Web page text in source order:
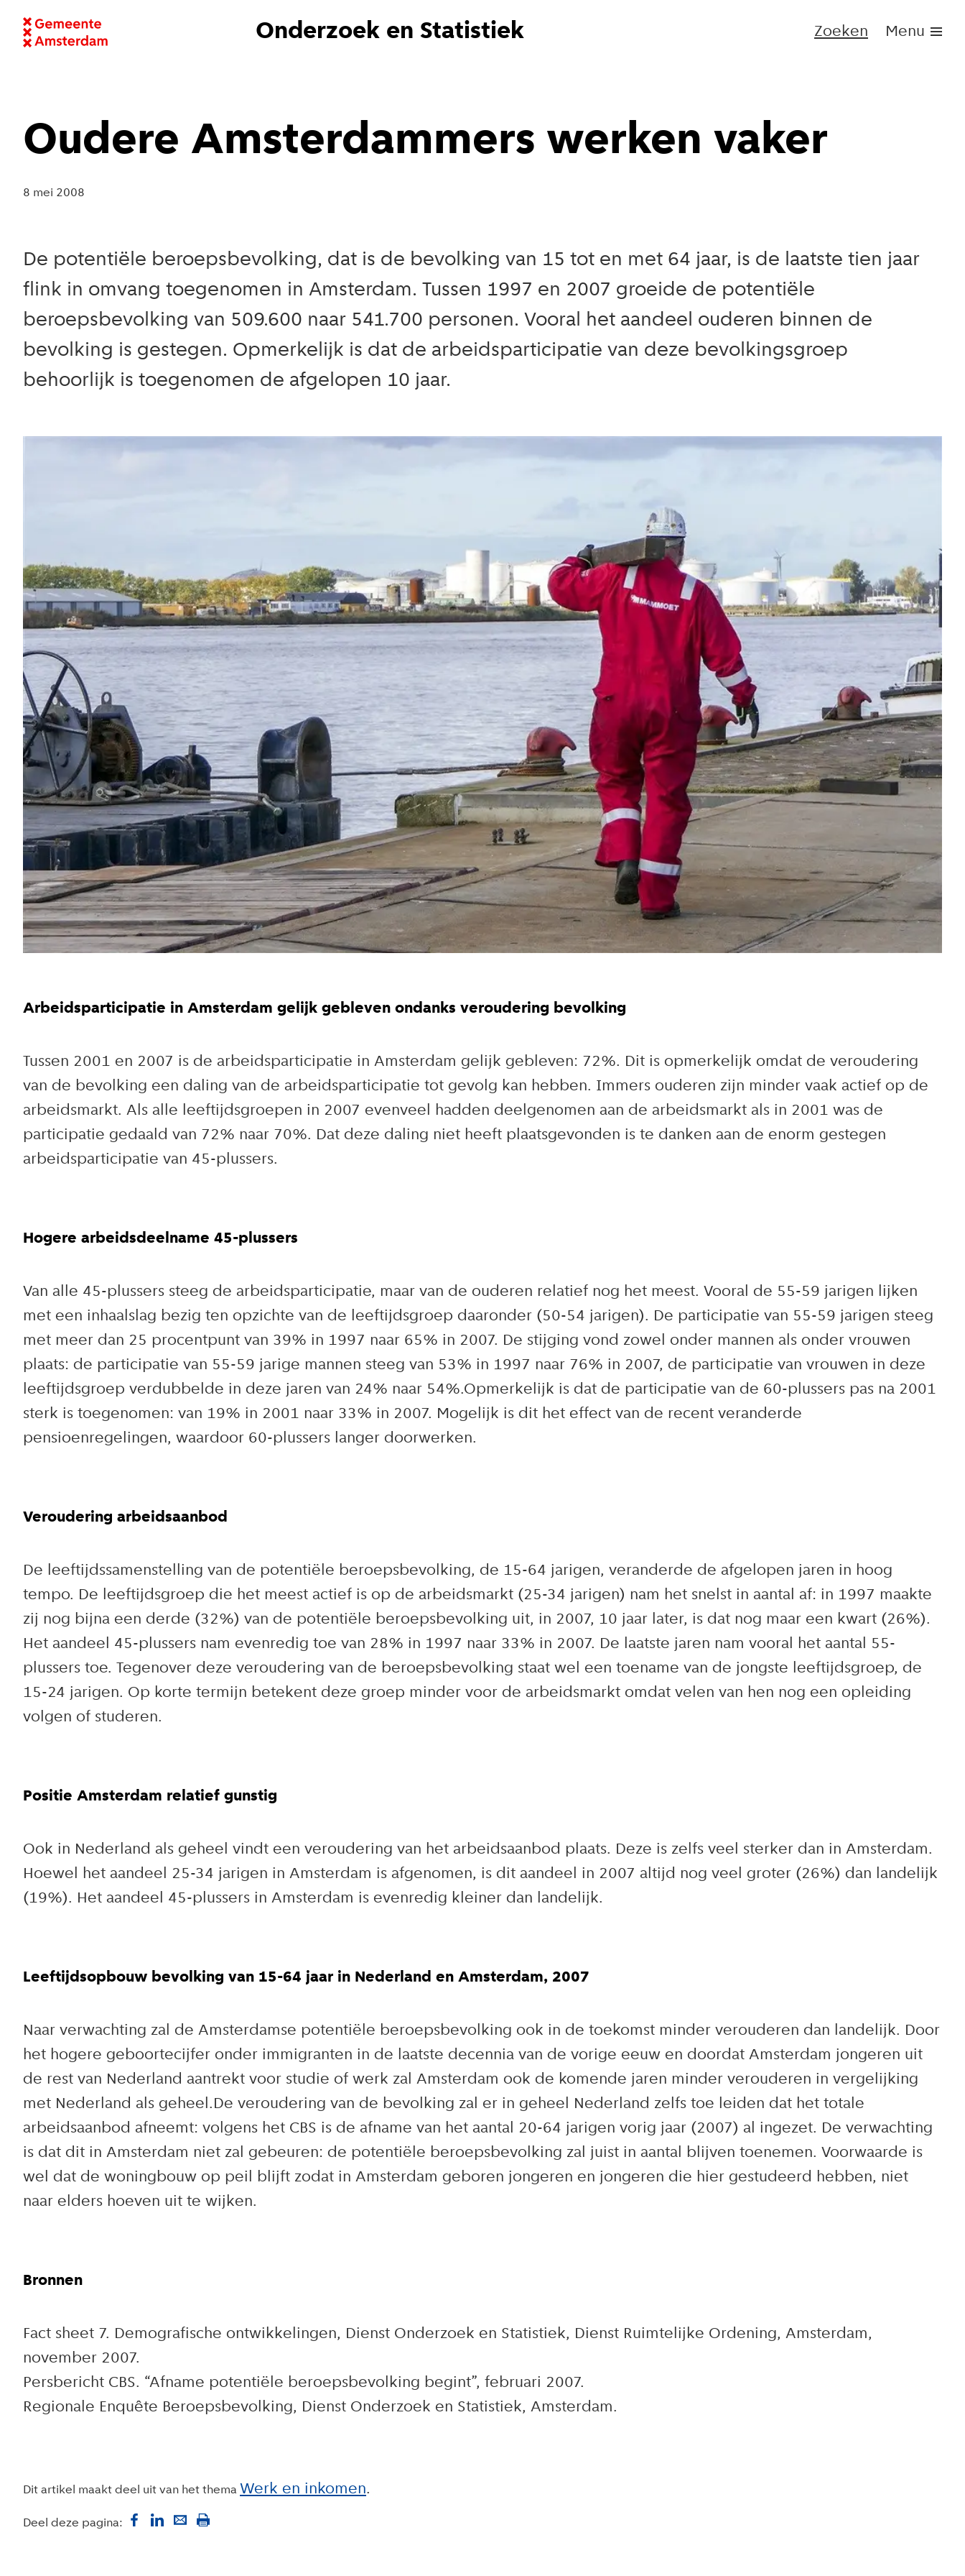
Onderzoek en Statistiek Zoeken Menu
Oudere Amsterdammers werken vaker
8 mei 2008
De potentiële beroepsbevolking, dat is de bevolking van 15 tot en met 64 jaar, is de laatste tien jaar
flink in omvang toegenomen in Amsterdam. Tussen 1997 en 2007 groeide de potentiële
beroepsbevolking van 509.600 naar 541.700 personen. Vooral het aandeel ouderen binnen de
bevolking is gestegen. Opmerkelijk is dat de arbeidsparticipatie van deze bevolkingsgroep
behoorlijk is toegenomen de afgelopen 10 jaar.
Arbeidsparticipatie in Amsterdam gelijk gebleven ondanks veroudering bevolking
Tussen 2001 en 2007 is de arbeidsparticipatie in Amsterdam gelijk gebleven: 72%. Dit is opmerkelijk omdat de veroudering
van de bevolking een daling van de arbeidsparticipatie tot gevolg kan hebben. Immers ouderen zijn minder vaak actief op de
arbeidsmarkt. Als alle leeftijdsgroepen in 2007 evenveel hadden deelgenomen aan de arbeidsmarkt als in 2001 was de
participatie gedaald van 72% naar 70%. Dat deze daling niet heeft plaatsgevonden is te danken aan de enorm gestegen
arbeidsparticipatie van 45-plussers.
Hogere arbeidsdeelname 45-plussers
Van alle 45-plussers steeg de arbeidsparticipatie, maar van de ouderen relatief nog het meest. Vooral de 55-59 jarigen lijken
met een inhaalslag bezig ten opzichte van de leeftijdsgroep daaronder (50-54 jarigen). De participatie van 55-59 jarigen steeg
met meer dan 25 procentpunt van 39% in 1997 naar 65% in 2007. De stijging vond zowel onder mannen als onder vrouwen
plaats: de participatie van 55-59 jarige mannen steeg van 53% in 1997 naar 76% in 2007, de participatie van vrouwen in deze
leeftijdsgroep verdubbelde in deze jaren van 24% naar 54%.Opmerkelijk is dat de participatie van de 60-plussers pas na 2001
sterk is toegenomen: van 19% in 2001 naar 33% in 2007. Mogelijk is dit het effect van de recent veranderde
pensioenregelingen, waardoor 60-plussers langer doorwerken.
Veroudering arbeidsaanbod
De leeftijdssamenstelling van de potentiële beroepsbevolking, de 15-64 jarigen, veranderde de afgelopen jaren in hoog
tempo. De leeftijdsgroep die het meest actief is op de arbeidsmarkt (25-34 jarigen) nam het snelst in aantal af: in 1997 maakte
zij nog bijna een derde (32%) van de potentiële beroepsbevolking uit, in 2007, 10 jaar later, is dat nog maar een kwart (26%).
Het aandeel 45-plussers nam evenredig toe van 28% in 1997 naar 33% in 2007. De laatste jaren nam vooral het aantal 55-
plussers toe. Tegenover deze veroudering van de beroepsbevolking staat wel een toename van de jongste leeftijdsgroep, de
15-24 jarigen. Op korte termijn betekent deze groep minder voor de arbeidsmarkt omdat velen van hen nog een opleiding
volgen of studeren.
Positie Amsterdam relatief gunstig
Ook in Nederland als geheel vindt een veroudering van het arbeidsaanbod plaats. Deze is zelfs veel sterker dan in Amsterdam.
Hoewel het aandeel 25-34 jarigen in Amsterdam is afgenomen, is dit aandeel in 2007 altijd nog veel groter (26%) dan landelijk
(19%). Het aandeel 45-plussers in Amsterdam is evenredig kleiner dan landelijk.
Leeftijdsopbouw bevolking van 15-64 jaar in Nederland en Amsterdam, 2007
Naar verwachting zal de Amsterdamse potentiële beroepsbevolking ook in de toekomst minder verouderen dan landelijk. Door
het hogere geboortecijfer onder immigranten in de laatste decennia van de vorige eeuw en doordat Amsterdam jongeren uit
de rest van Nederland aantrekt voor studie of werk zal Amsterdam ook de komende jaren minder verouderen in vergelijking
met Nederland als geheel.De veroudering van de bevolking zal er in geheel Nederland zelfs toe leiden dat het totale
arbeidsaanbod afneemt: volgens het CBS is de afname van het aantal 20-64 jarigen vorig jaar (2007) al ingezet. De verwachting
is dat dit in Amsterdam niet zal gebeuren: de potentiële beroepsbevolking zal juist in aantal blijven toenemen. Voorwaarde is
wel dat de woningbouw op peil blijft zodat in Amsterdam geboren jongeren en jongeren die hier gestudeerd hebben, niet
naar elders hoeven uit te wijken.
Bronnen
Fact sheet 7. Demografische ontwikkelingen, Dienst Onderzoek en Statistiek, Dienst Ruimtelijke Ordening, Amsterdam,
november 2007.
Persbericht CBS. “Afname potentiële beroepsbevolking begint”, februari 2007.
Regionale Enquête Beroepsbevolking, Dienst Onderzoek en Statistiek, Amsterdam.
Dit artikel maakt deel uit van het thema Werk en inkomen
Deel deze pagina: